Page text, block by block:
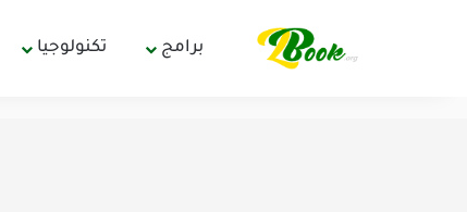
برامج تكنولوجيا